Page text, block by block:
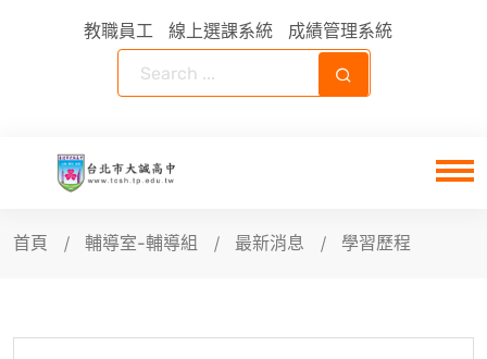
教職員工 線上選課系統 成績管理系統
首頁 輔導室-輔導組 最新消息 學習歷程